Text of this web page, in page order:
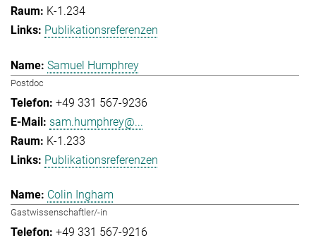
K-1.234
Publikationsreferenzen
Samuel Humphrey
Postdoc
+49 331 567-9236
sam.humphrey@...
K-1.233
Publikationsreferenzen
Colin Ingham
Gastwissenschaftler/-in
+49 331 567-9216